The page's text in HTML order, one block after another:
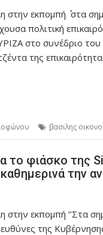
εκπομπή ΄΄ στα
πολιτική
στο συνέδριο
της
βασιλης
το φιάσκο της
την
εκπομπή ‘’Στα
της